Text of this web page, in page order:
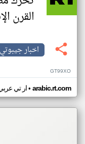
القرن
اخبار جيبوتي
GT99XO
ار تي• arabic.rt.com